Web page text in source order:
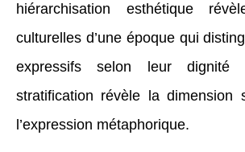
hiérarchisation esthétique
culturelles d’une époque qui
expressifs selon leur dignité
stratification révèle la dimension
l’expression métaphorique.